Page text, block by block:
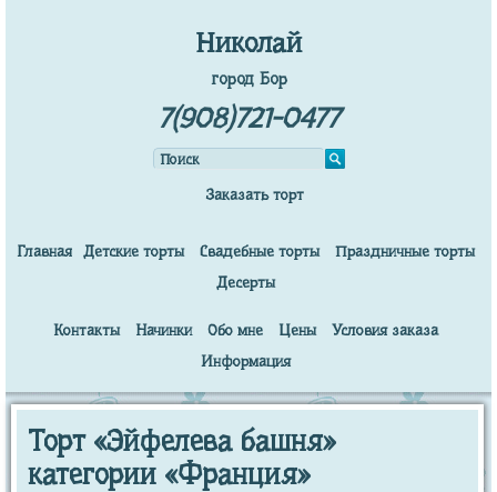
Николай
город Бор
7(908)721-0477
Заказать торт
Главная Детские торты Свадебные торты
Праздничные торты
Десерты
Контакты Начинки Обо мне Цены
Условия заказа
Информация
Торт «Эйфелева башня»
категории «Франция»